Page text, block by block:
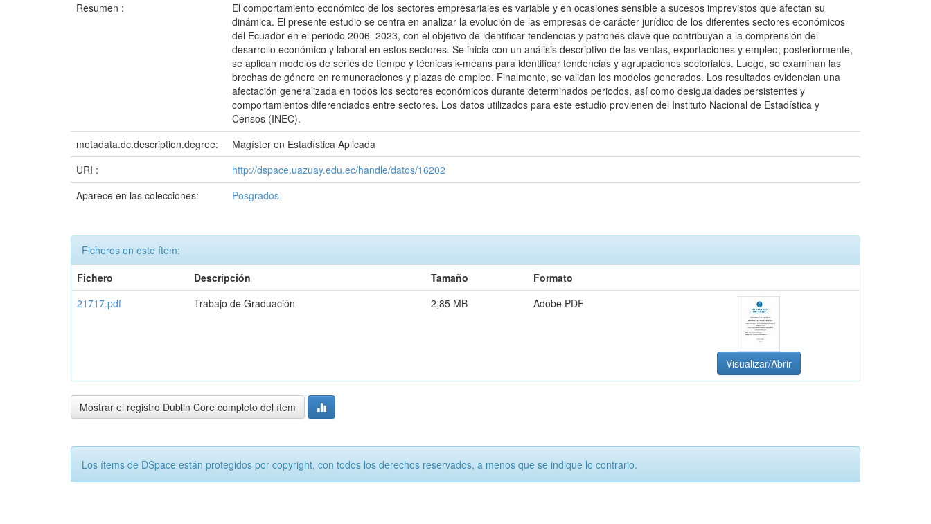
Resumen :
El comportamiento económico de los sectores empresariales es variable y en ocasiones sensible a sucesos imprevistos que afectan su
dinámica. El presente estudio se centra en analizar la evolución de las empresas de carácter jurídico de los diferentes sectores económicos
del Ecuador en el periodo 2006–2023, con el objetivo de identificar tendencias y patrones clave que contribuyan a la comprensión del
desarrollo económico y laboral en estos sectores. Se inicia con un análisis descriptivo de las ventas, exportaciones y empleo; posteriormente,
se aplican modelos de series de tiempo y técnicas k-means para identificar tendencias y agrupaciones sectoriales. Luego, se examinan las
brechas de género en remuneraciones y plazas de empleo. Finalmente, se validan los modelos generados. Los resultados evidencian una
afectación generalizada en todos los sectores económicos durante determinados periodos, así como desigualdades persistentes y
comportamientos diferenciados entre sectores. Los datos utilizados para este estudio provienen del Instituto Nacional de Estadística y
Censos (INEC).
metadata.dc.description.degree:
Magíster en Estadística Aplicada
URI :
http://dspace.uazuay.edu.ec/handle/datos/16202
Aparece en las colecciones:
Posgrados
Ficheros en este ítem:
Fichero
Descripción Tamaño
Formato
21717.pdf
Trabajo de Graduación 2,85 MB Adobe PDF
Visualizar/Abrir
Mostrar el registro Dublin Core completo del ítem
Los ítems de DSpace están protegidos por copyright, con todos los derechos reservados, a menos que se indique lo contrario.